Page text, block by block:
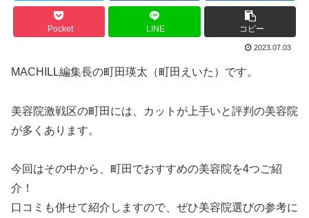
Pocket LINE コピー
2023.07.03
MACHILL編集長の町田瑛太（町田えいた）です。
美容院激戦区の町田には、カットが上手いと評判の美容院
が多くあります。
今回はその中から、町田でおすすめの美容院を4つご紹
介！
口コミも併せて紹介しますので、ぜひ美容院選びの参考に